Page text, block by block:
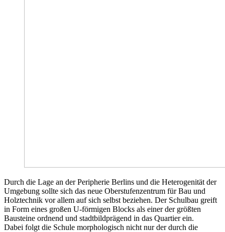
Durch die Lage an der Peripherie Berlins und die Heterogenität der
Umgebung sollte sich das neue Oberstufenzentrum für Bau und
Holztechnik vor allem auf sich selbst beziehen. Der Schulbau greift
in Form eines großen U-förmigen Blocks als einer der größten
Bausteine ordnend und stadtbildprägend in das Quartier ein.
Dabei folgt die Schule morphologisch nicht nur der durch die